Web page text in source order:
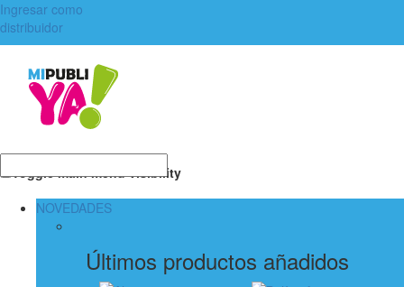
Ingresar como
distribuidor
Toggle main menu visibility
NOVEDADES
Últimos productos añadidos